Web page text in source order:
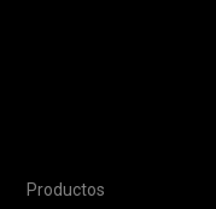
Productos